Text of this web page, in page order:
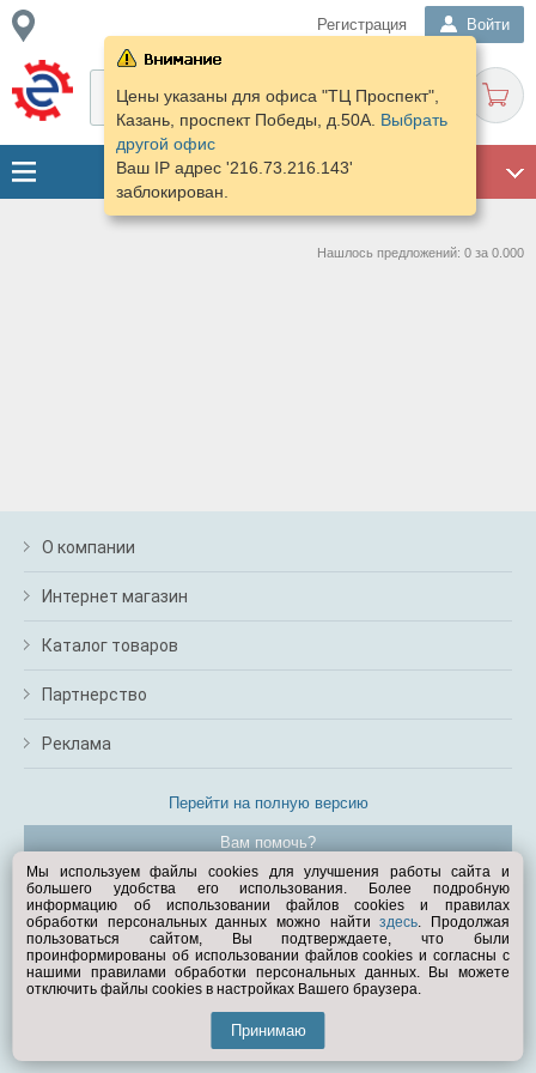
Регистрация Войти
Цены указаны для офиса "ТЦ Проспект",
Казань, проспект Победы, д.50А. Выбрать
другой офис
Ваш IP адрес '216.73.216.143'
заблокирован.
Нашлось предложений: 0 за 0.000
О компании
Интернет магазин
Каталог товаров
Партнерство
Реклама
Перейти на полную версию
Вам помочь?
© Exist.ru 1998—2026
Мы используем файлы cookies для улучшения работы сайта и
большего удобства его использования. Более подробную
информацию об использовании файлов cookies и правилах
обработки персональных данных можно найтиздесь. Продолжая
пользоваться сайтом, Вы подтверждаете, что были
проинформированы об использовании файлов cookies и согласны с
нашими правилами обработки персональных данных. Вы можете
отключить файлы cookies в настройках Вашего браузера.
Принимаю